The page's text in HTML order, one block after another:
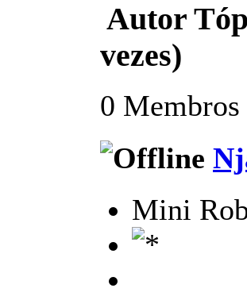
Autor
vezes)
0
Mini